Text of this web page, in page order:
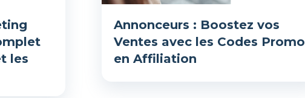
les
Annonceurs : Boostez vos
Ventes avec les Codes Promo
en Affiliation